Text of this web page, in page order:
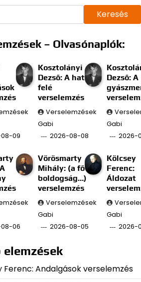
Keresés
– Olvasónaplók:
09
Kosztolányi
Dezső: A határ
felé
verselemzés
Verselemzések
Gabi
2026-08-08
Dezső: A
Gabi
2026-
06
Vörösmarty
Mihály: (a fő
boldogság…)
verselemzés
Verselemzések
Gabi
2026-08-05
Kölcsey
Ferenc:
Áldozat
Gabi
2026-
Ferenc: Andalgások verselemzés